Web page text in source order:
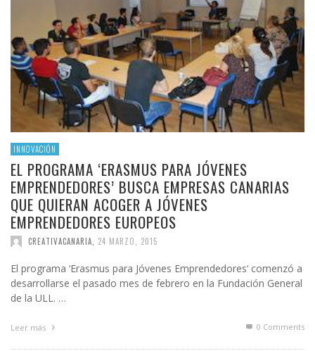
INNOVACIÓN
EL PROGRAMA ‘ERASMUS PARA JÓVENES
EMPRENDEDORES’ BUSCA EMPRESAS CANARIAS
QUE QUIERAN ACOGER A JÓVENES
EMPRENDEDORES EUROPEOS
CREATIVACANARIA 24 MARZO, 2015
El programa ‘Erasmus para Jóvenes Emprendedores‘ comenzó a
desarrollarse el pasado mes de febrero en la Fundación General
de la ULL. …
Leer más 0 Comments